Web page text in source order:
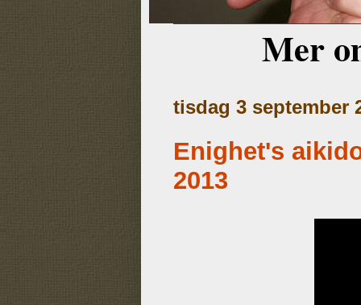
Mer
tisdag 3 september
Enighet's
2013